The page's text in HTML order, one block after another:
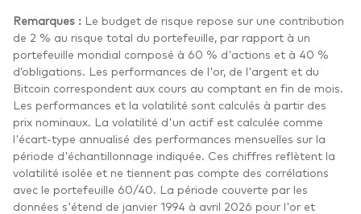
Remarques : Le budget de risque repose sur une contribution
de 2 % au risque total du portefeuille, par rapport à un
portefeuille mondial composé à 60 % d'actions et à 40 %
d’obligations. Les performances de l'or, de l'argent et du
Bitcoin correspondent aux cours au comptant en fin de mois.
Les performances et la volatilité sont calculés à partir des
prix nominaux. La volatilité d'un actif est calculée comme
l'écart-type annualisé des performances mensuelles sur la
période d'échantillonnage indiquée. Ces chiffres reflètent la
volatilité isolée et ne tiennent pas compte des corrélations
avec le portefeuille 60/40. La période couverte par les
données s'étend de janvier 1994 à avril 2026 pour l'or et